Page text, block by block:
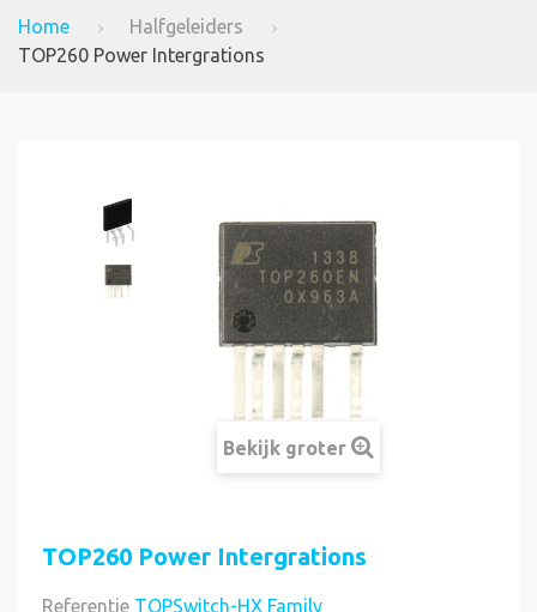
Home
Halfgeleiders
TOP260 Power Intergrations
Bekijk groter
TOP260 Power Intergrations
Referentie TOPSwitch-HX Family